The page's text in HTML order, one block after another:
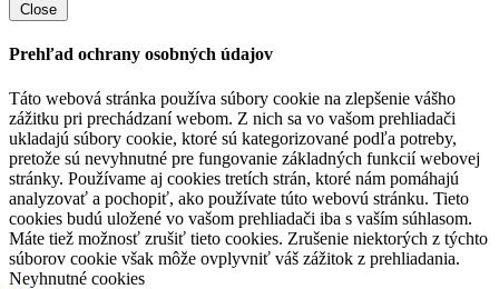
Close
Prehľad ochrany osobných údajov
Táto webová stránka používa súbory cookie na zlepšenie vášho
zážitku pri prechádzaní webom. Z nich sa vo vašom prehliadači
ukladajú súbory cookie, ktoré sú kategorizované podľa potreby,
pretože sú nevyhnutné pre fungovanie základných funkcií webovej
stránky. Používame aj cookies tretích strán, ktoré nám pomáhajú
analyzovať a pochopiť, ako používate túto webovú stránku. Tieto
cookies budú uložené vo vašom prehliadači iba s vaším súhlasom.
Máte tiež možnosť zrušiť tieto cookies. Zrušenie niektorých z týchto
súborov cookie však môže ovplyvniť váš zážitok z prehliadania.
Neyhnutné cookies